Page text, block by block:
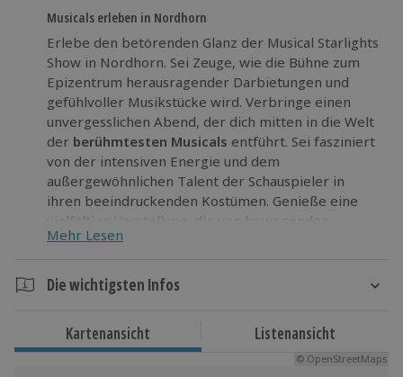
Musicals erleben in Nordhorn
Erlebe den betörenden Glanz der Musical Starlights
Show in Nordhorn. Sei Zeuge, wie die Bühne zum
Epizentrum herausragender Darbietungen und
gefühlvoller Musikstücke wird. Verbringe einen
unvergesslichen Abend, der dich mitten in die Welt
der berühmtesten Musicals entführt. Sei fasziniert
von der intensiven Energie und dem
außergewöhnlichen Talent der Schauspieler in
ihren beeindruckenden Kostümen. Genieße eine
vielfältige Vorstellung, die von bewegenden
Balladen bis zu kraftvollen Rocknummern reicht.
Vampire", "Elisabeth", "Die Eiskönigin" und
weiteren musikalischen Meisterwerken.
Bereite dich auf das
herausragende Musikereignis
des Jahresvor – die Musical Starlights Show in
Mehr Lesen
Die wichtigsten Infos
Ca. 2 Stunden
Kartenansicht Listenansicht
© OpenStreetMaps